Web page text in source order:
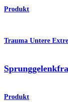
Produkt
Trauma Untere
Produkt